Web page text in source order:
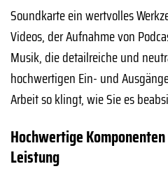
Soundkarte ein wertvolles
Videos, der Aufnahme von
Musik, die detailreiche und
hochwertigen Ein- und
Arbeit so klingt, wie Sie es
Hochwertige
Leistung